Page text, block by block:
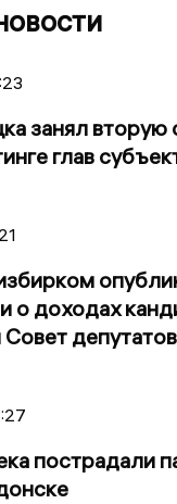
занял вторую
глав
о доходах
депутатов
пострадали